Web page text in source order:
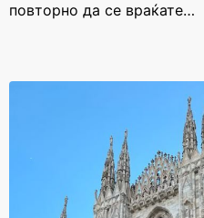
повторно да се враќате…